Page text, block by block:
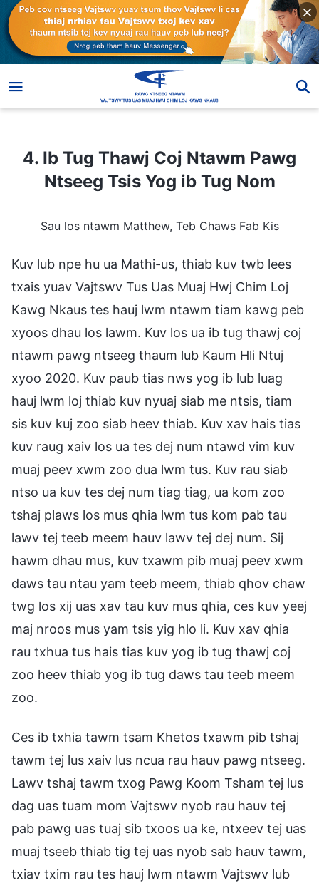
4. Ib Tug Thawj Coj Ntawm Pawg
Ntseeg Tsis Yog ib Tug Nom
Sau los ntawm Matthew, Teb Chaws Fab Kis
Kuv lub npe hu ua Mathi-us, thiab kuv twb lees
txais yuav Vajtswv Tus Uas Muaj Hwj Chim Loj
Kawg Nkaus tes hauj lwm ntawm tiam kawg peb
xyoos dhau los lawm. Kuv los ua ib tug thawj coj
ntawm pawg ntseeg thaum lub Kaum Hli Ntuj
xyoo 2020. Kuv paub tias nws yog ib lub luag
hauj lwm loj thiab kuv nyuaj siab me ntsis, tiam
sis kuv kuj zoo siab heev thiab. Kuv xav hais tias
kuv raug xaiv los ua tes dej num ntawd vim kuv
muaj peev xwm zoo dua lwm tus. Kuv rau siab
ntso ua kuv tes dej num tiag tiag, ua kom zoo
tshaj plaws los mus qhia lwm tus kom pab tau
lawv tej teeb meem hauv lawv tej dej num. Sij
hawm dhau mus, kuv txawm pib muaj peev xwm
daws tau ntau yam teeb meem, thiab qhov chaw
twg los xij uas xav tau kuv mus qhia, ces kuv yeej
maj nroos mus yam tsis yig hlo li. Kuv xav qhia
rau txhua tus hais tias kuv yog ib tug thawj coj
zoo heev thiab yog ib tug daws tau teeb meem
zoo.
Ces ib txhia tawm tsam Khetos txawm pib tshaj
tawm tej lus xaiv lus ncua rau hauv pawg ntseeg.
Lawv tshaj tawm txog Pawg Koom Tsham tej lus
dag uas tuam mom Vajtswv nyob rau hauv tej
pab pawg uas tuaj sib txoos ua ke, ntxeev tej uas
muaj tseeb thiab tig tej uas nyob sab hauv tawm,
txiav txim rau tes hauj lwm ntawm Vajtswv lub